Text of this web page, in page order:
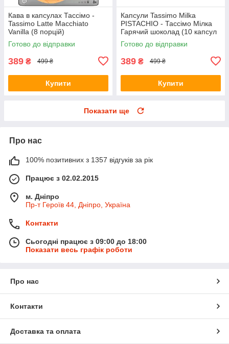
Кава в капсулах Тассімо -
Tassimo Latte Macchiato
Vanilla (8 порцій)
Готово до відправки
389 ₴ 499 ₴
Купити
Капсули Tassimo Milka
PISTACHIO - Тассімо Мілка
Гарячий шоколад (10 капсул
= 10 порцій = 160 грамів)
Готово до відправки
389 ₴ 499 ₴
Купити
Показати ще
Про нас
100% позитивних з 1357 відгуків за рік
Працює з 02.02.2015
м. Дніпро
Пр-т Героїв 44, Дніпро, Україна
Контакти
Сьогодні працює з 09:00 до 18:00
Показати весь графік роботи
Про нас
Контакти
Доставка та оплата